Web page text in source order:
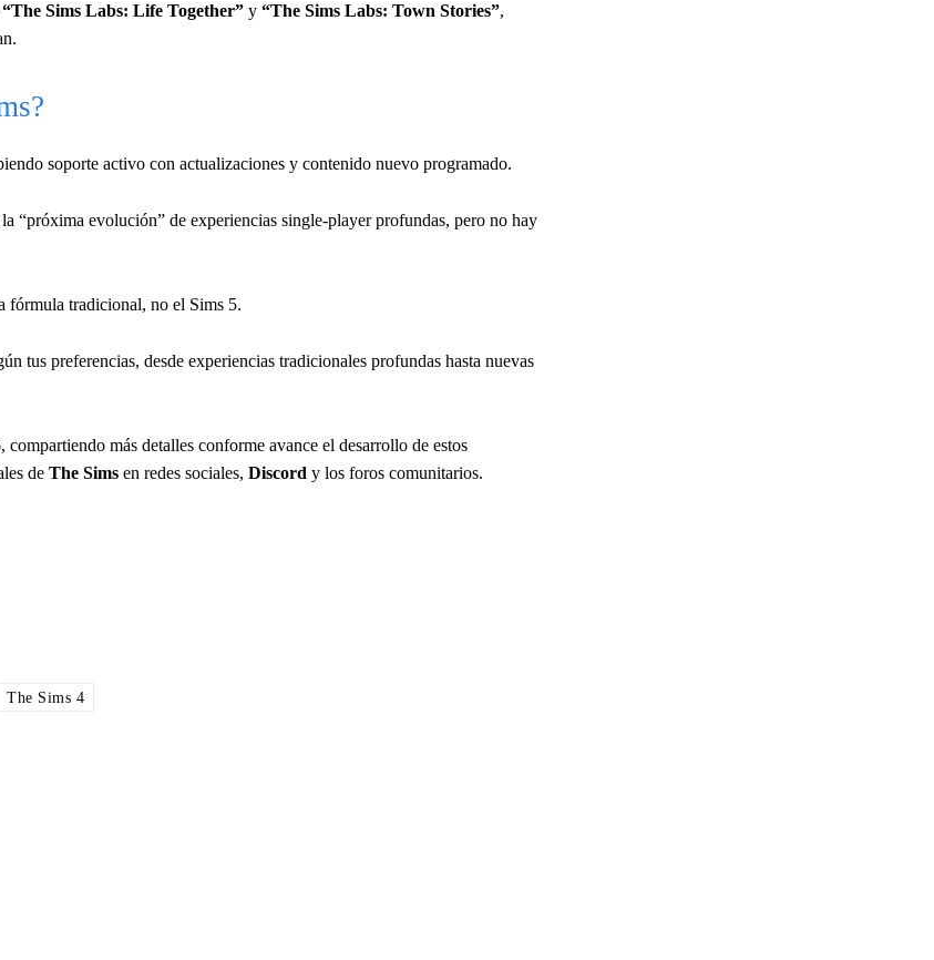
“The Sims Labs: Life Together” y “The Sims Labs: Town Stories”,
soporte activo con actualizaciones y contenido nuevo programado.
“próxima evolución” de experiencias single-player profundas, pero no hay
fórmula tradicional, no el Sims 5.
tus preferencias, desde experiencias tradicionales profundas hasta nuevas
más detalles conforme avance el desarrollo de estos
de The Sims en redes sociales, Discord y los foros comunitarios.
The Sims 4